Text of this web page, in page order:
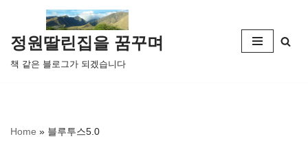
콘
텐
츠
뛰
정원딸린집을 꿈꾸며
책 같은 블로그가 되겠습니다
Home » 블루투스5.0